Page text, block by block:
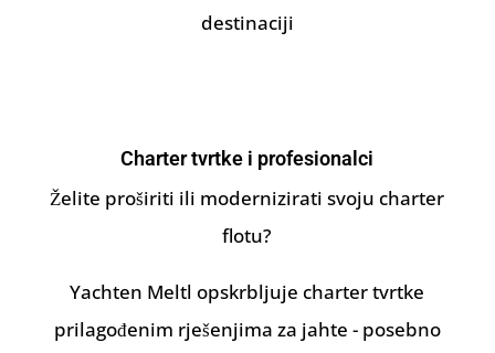
destinaciji
Charter tvrtke i profesionalci
Želite proširiti ili modernizirati svoju charter
flotu?
Yachten Meltl opskrbljuje charter tvrtke
prilagođenim rješenjima za jahte - posebno